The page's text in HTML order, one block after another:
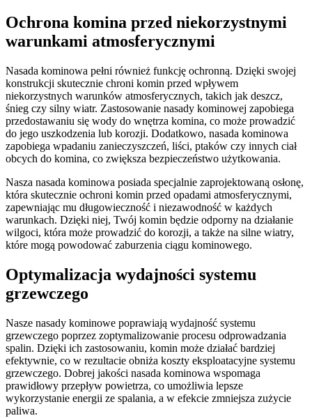
Ochrona komina przed niekorzystnymi
warunkami atmosferycznymi
Nasada kominowa pełni również funkcję ochronną. Dzięki swojej
konstrukcji skutecznie chroni komin przed wpływem
niekorzystnych warunków atmosferycznych, takich jak deszcz,
śnieg czy silny wiatr. Zastosowanie nasady kominowej zapobiega
przedostawaniu się wody do wnętrza komina, co może prowadzić
do jego uszkodzenia lub korozji. Dodatkowo, nasada kominowa
zapobiega wpadaniu zanieczyszczeń, liści, ptaków czy innych ciał
obcych do komina, co zwiększa bezpieczeństwo użytkowania.
Nasza nasada kominowa posiada specjalnie zaprojektowaną osłonę,
która skutecznie ochroni komin przed opadami atmosferycznymi,
zapewniając mu długowieczność i niezawodność w każdych
warunkach. Dzięki niej, Twój komin będzie odporny na działanie
wilgoci, która może prowadzić do korozji, a także na silne wiatry,
które mogą powodować zaburzenia ciągu kominowego.
Optymalizacja wydajności systemu
grzewczego
Nasze nasady kominowe poprawiają wydajność systemu
grzewczego poprzez zoptymalizowanie procesu odprowadzania
spalin. Dzięki ich zastosowaniu, komin może działać bardziej
efektywnie, co w rezultacie obniża koszty eksploatacyjne systemu
grzewczego. Dobrej jakości nasada kominowa wspomaga
prawidłowy przepływ powietrza, co umożliwia lepsze
wykorzystanie energii ze spalania, a w efekcie zmniejsza zużycie
paliwa.